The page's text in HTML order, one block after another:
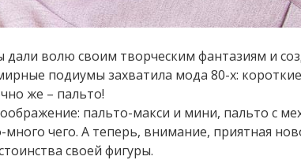
дали волю своим творческим фантазиям и
подиумы захватила мода 80-х:
же – пальто!
пальто-макси и мини, пальто с
чего. А теперь, внимание, приятная
своей фигуры.